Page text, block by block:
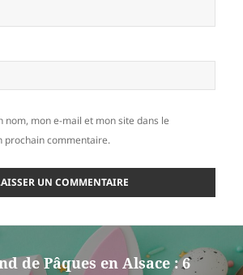
nom, mon e-mail et mon site dans le
prochain commentaire.
de Pâques en Alsace : 6